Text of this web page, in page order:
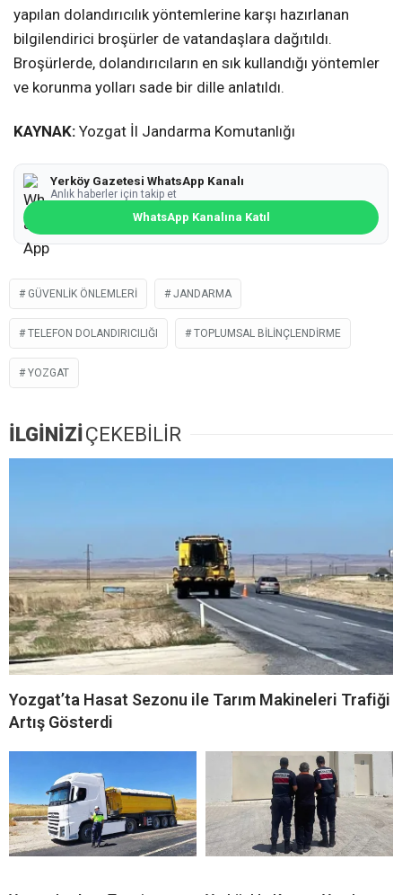
yapılan dolandırıcılık yöntemlerine karşı hazırlanan
bilgilendirici broşürler de vatandaşlara dağıtıldı.
Broşürlerde, dolandırıcıların en sık kullandığı yöntemler
ve korunma yolları sade bir dille anlatıldı.
KAYNAK: Yozgat İl Jandarma Komutanlığı
Yerköy Gazetesi WhatsApp Kanalı
Anlık haberler için takip et
WhatsApp Kanalına Katıl
GÜVENLIK ÖNLEMLERI JANDARMA
TELEFON DOLANDIRICILIĞI TOPLUMSAL BILINÇLENDIRME
YOZGAT
İLGİNİZİÇEKEBİLİR
Yozgat’ta Hasat Sezonu ile Tarım Makineleri Trafiği
Artış Gösterdi